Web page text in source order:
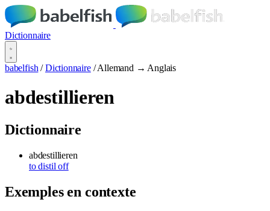
Dictionnaire
babelfish / Dictionnaire / Allemand → Anglais
abdestillieren
Dictionnaire
abdestillieren
to distil off
Exemples en contexte